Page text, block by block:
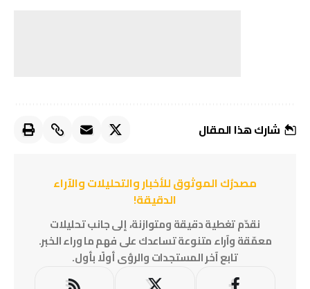
شارك هذا المقال
مصدرُك الموثوق للأخبار والتحليلات والآراء
الدقيقة!
نقدّم تغطية دقيقة ومتوازنة، إلى جانب تحليلات
معمّقة وآراء متنوعة تساعدك على فهم ما وراء الخبر.
تابع آخر المستجدات والرؤى أولًا بأول.